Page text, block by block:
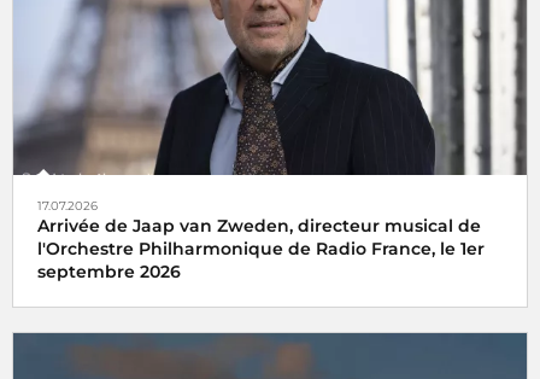
17.07.2026
Arrivée de Jaap van Zweden, directeur musical de
l'Orchestre Philharmonique de Radio France, le 1er
septembre 2026